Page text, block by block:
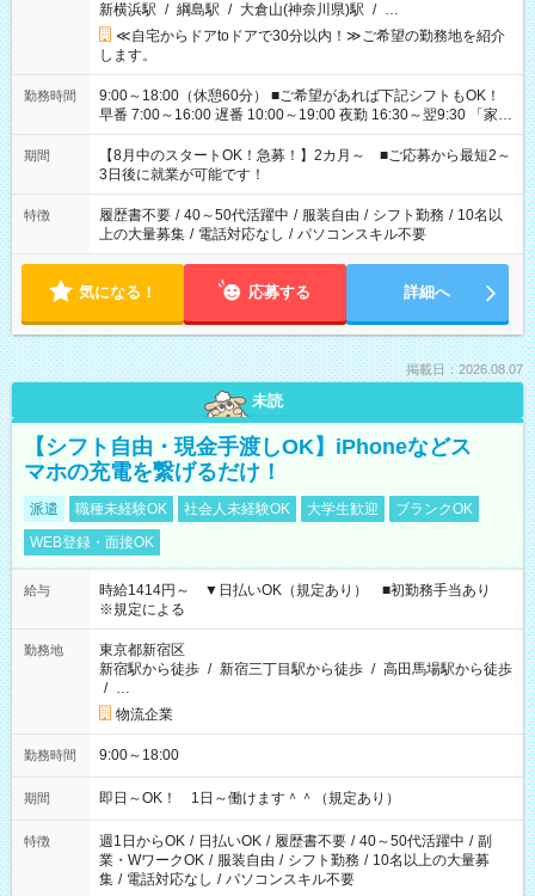
新横浜駅 / 綱島駅 / 大倉山(神奈川県)駅 / …
≪自宅からドアtoドアで30分以内！≫ご希望の勤務地を紹介
します。
勤務時間
9:00～18:00（休憩60分） ■ご希望があれば下記シフトもOK！
早番 7:00～16:00 遅番 10:00～19:00 夜勤 16:30～翌9:30 「家族
と休みを合わせたい」 「余裕を持って夕飯の準備がしたい」
「できれば残業はしたくない」 など、ご希望を教えてください
ね。 ※Wワーク希望の方へ 今ご覧のお仕事で希望する勤務時間
と、もう1つのお仕事の勤務時間。 合計で週40時間を超える場
合は応募できません。
期間
【8月中のスタートOK！急募！】2カ月～ ■ご応募から最短2～
3日後に就業が可能です！
特徴 履歴書不要 / 40～50代活躍中 / 服装自由 / シフト勤務 / 10名以
上の大量募集 / 電話対応なし / パソコンスキル不要
気になる！ 応募する 詳細へ
掲載日：2026.08.07
未読
【シフト自由・現金手渡しOK】iPhoneなどス
マホの充電を繋げるだけ！
派遣 職種未経験OK 社会人未経験OK 大学生歓迎
ブランクOK
WEB登録・面接OK
給与
時給1414円～ ▼日払いOK（規定あり） ■初勤務手当あり
※規定による
勤務地
東京都新宿区
新宿駅から徒歩 / 新宿三丁目駅から徒歩 / 高田馬場駅から徒歩
/ …
物流企業
勤務時間 9:00～18:00
期間 即日～OK！ 1日～働けます＾＾（規定あり）
特徴 週1日からOK / 日払いOK / 履歴書不要 / 40～50代活躍中 / 副
業・WワークOK / 服装自由 / シフト勤務 / 10名以上の大量募
集 / 電話対応なし / パソコンスキル不要